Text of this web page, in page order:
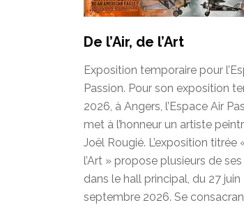
De l’Air, de l’Art
Exposition temporaire pour
Passion. Pour son exposition
2026, à Angers, l’Espace Air
met à l’honneur un artiste
Joël Rougié. L’exposition titrée
l’Art » propose plusieurs de
dans le hall principal, du 27 juin
septembre 2026. Se